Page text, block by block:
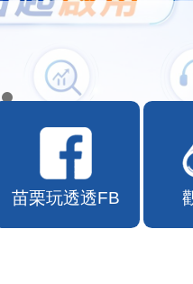
苗栗玩透透FB